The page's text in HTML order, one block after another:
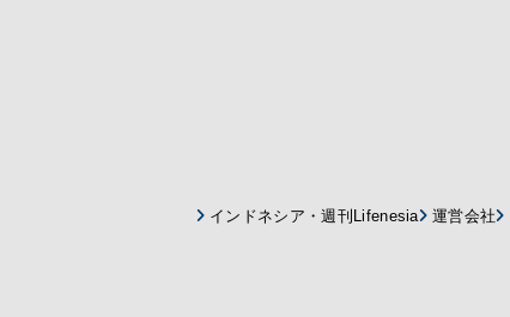
インドネシア・週刊Lifenesia 運営会社